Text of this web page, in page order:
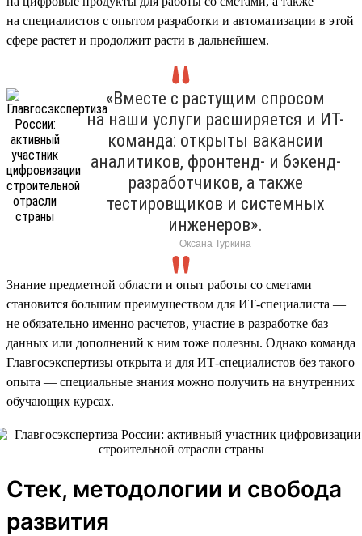
на специалистов с опытом разработки и автоматизации в этой
сфере растет и продолжит расти в дальнейшем.
«Вместе с растущим спросом
на наши услуги расширяется и ИТ-
команда: открыты вакансии
аналитиков, фронтенд- и бэкенд-
разработчиков, а также
тестировщиков и системных
инженеров».
Оксана Туркина
Знание предметной области и опыт работы со сметами
становится большим преимуществом для ИТ-специалиста —
не обязательно именно расчетов, участие в разработке баз
данных или дополнений к ним тоже полезны. Однако команда
Главгосэкспертизы открыта и для ИТ-специалистов без такого
опыта — специальные знания можно получить на внутренних
обучающих курсах.
Стек, методологии и свобода
развития